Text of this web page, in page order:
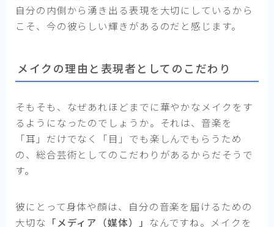
自分の内側から湧き出る表現を大切にしているから
こそ、今の彼らしい輝きがあるのだと感じます。
メイクの理由と表現者としてのこだわり
そもそも、なぜあれほどまでに華やかなメイクをす
るようになったのでしょうか。それは、音楽を
「耳」だけでなく「目」でも楽しんでもらうため
の、総合芸術としてのこだわりがあるからだそうで
す。
彼にとって身体や顔は、自分の音楽を届けるための
大切な 「メディア（媒体）」 なんですね。メイクを